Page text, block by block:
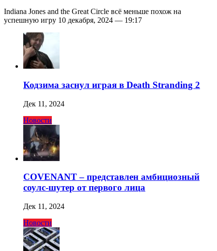
Indiana Jones and the Great Circle всё меньше похож на
успешную игру 10 декабря, 2024 — 19:17
Кодзима заснул играя в Death Stranding 2
Дек 11, 2024
Новости
COVENANT – представлен амбициозный
соулс-шутер от первого лица
Дек 11, 2024
Новости